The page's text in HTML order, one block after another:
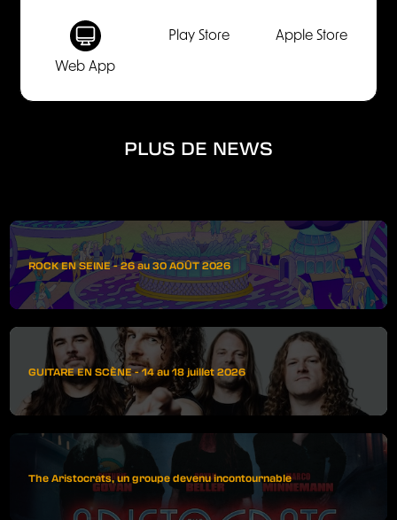
Web App
Play Store Apple Store
PLUS DE NEWS
ROCK EN SEINE - 26 au 30 AOÛT 2026
GUITARE EN SCÈNE - 14 au 18 juillet 2026
The Aristocrats, un groupe devenu incontournable